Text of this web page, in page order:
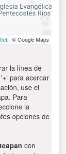
| © Google Maps
la línea de
para acercar
use el
Para
la
opciones de
con